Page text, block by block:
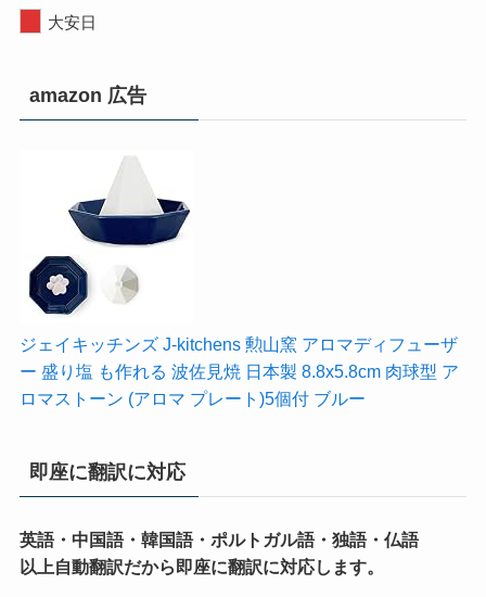
大安日
amazon 広告
ジェイキッチンズ J-kitchens 勲山窯 アロマディフューザ
ー 盛り塩 も作れる 波佐見焼 日本製 8.8x5.8cm 肉球型 ア
ロマストーン (アロマ プレート)5個付 ブルー
即座に翻訳に対応
英語・中国語・韓国語・ポルトガル語・独語・仏語
以上自動翻訳だから即座に翻訳に対応します。